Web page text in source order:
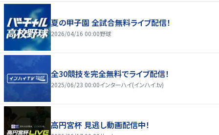
夏の甲子園 全試合無料ライブ配信！
2026/04/16 00:00野球
全30競技を完全無料でライブ配信！
2025/06/23 00:00インターハイ(インハイ.tv)
高円宮杯 見逃し動画配信中！